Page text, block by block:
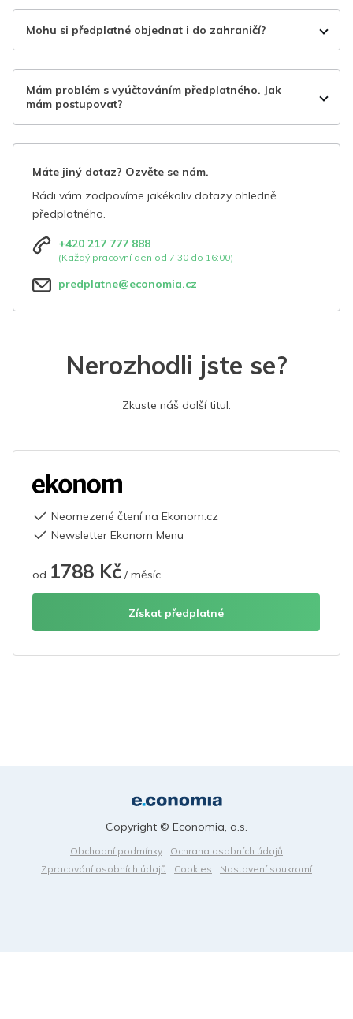
Mohu si předplatné objednat i do zahraničí?
Mám problém s vyúčtováním předplatného. Jak
mám postupovat?
Máte jiný dotaz? Ozvěte se nám.
Rádi vám zodpovíme jakékoliv dotazy ohledně
předplatného.
+420 217 777 888
(Každý pracovní den od 7:30 do 16:00)
predplatne@economia.cz
Nerozhodli jste se?
Zkuste náš další titul.
Neomezené čtení na Ekonom.cz
Newsletter Ekonom Menu
od 1788 Kč / měsíc
Získat předplatné
Obchodní podmínky
Ochrana osobních údajů
Zpracování osobních údajů
Cookies Nastavení soukromí
Copyright © Economia, a.s.